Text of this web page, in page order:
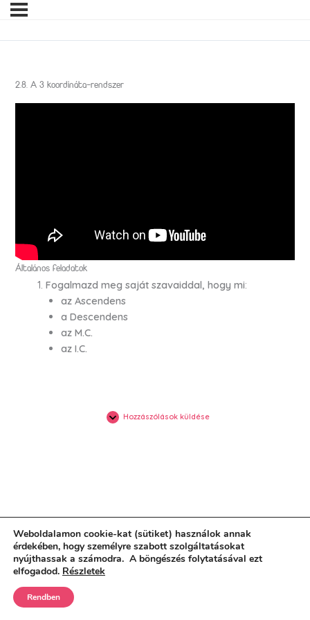
2.8. A 3 koordináta-rendszer
Általános feladatok
Fogalmazd meg saját szavaiddal, hogy mi:
az Ascendens
a Descendens
az M.C.
az I.C.
Hozzászólások küldése
Weboldalamon cookie-kat (sütiket) használok annak
érdekében, hogy személyre szabott szolgáltatásokat
nyújthassak a számodra. A böngészés folytatásával ezt
elfogadod. Részletek
Rendben